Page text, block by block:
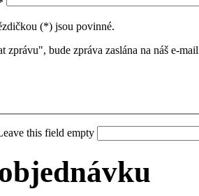
(*) jsou povinné.
zprávu", bude zpráva zaslána na náš e-
this field empty